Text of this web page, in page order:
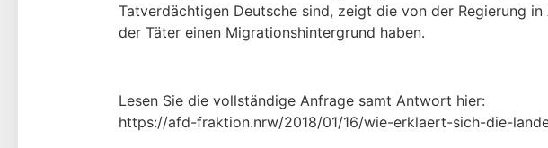
Tatverdächtigen Deutsche sind, zeigt die von der Regierung
der Täter einen Migrationshintergrund haben.
Lesen Sie die vollständige Anfrage samt Antwort hier:
https://afd-fraktion.nrw/2018/01/16/wie-erklaert-sich-die-